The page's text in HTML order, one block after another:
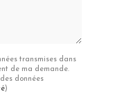
transmises dans
de ma demande.
données
)